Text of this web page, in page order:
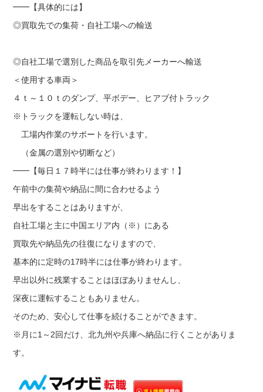
━━【具体的には】
◎買取先での集荷・自社工場への輸送
◎自社工場で選別した商品を取引先メーカーへ輸送
＜使用する車両＞
４ｔ～１０ｔのダンプ、平ボデー、ヒアブ付トラック
※トラックを運転しない時は、
工場内作業のサポートを行います。
（金属の選別や切断など）
━━【毎日１７時半には仕事が終わります！】
午前中の集荷や納品に間に合わせるよう
早出をすることはありますが、
自社工場と主に中国エリア内（※）にある
買取先や納品先の往復になりますので、
基本的に定時の17時半には仕事が終わります。
早出以外に残業することはほぼありませんし、
深夜に運転することもありません。
そのため、安心して仕事を続けることができます。
※月に1～2回だけ、北九州や兵庫へ納品に行くことがありま
す。